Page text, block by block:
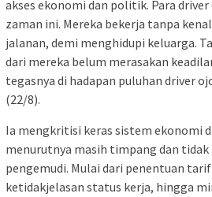
akses ekonomi dan politik. Para
zaman ini. Mereka bekerja tanpa
jalanan, demi menghidupi keluarga.
dari mereka belum merasakan
tegasnya di hadapan puluhan driver
(22/8).
Ia mengkritisi keras sistem ekonomi
menurutnya masih timpang dan
pengemudi. Mulai dari penentuan
ketidakjelasan status kerja, hingga